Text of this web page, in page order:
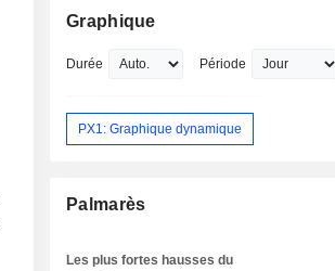
Graphique
Durée Période
PX1: Graphique dynamique
Palmarès
Les plus fortes hausses du